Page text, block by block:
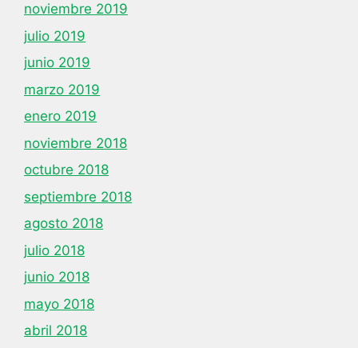
noviembre 2019
julio 2019
junio 2019
marzo 2019
enero 2019
noviembre 2018
octubre 2018
septiembre 2018
agosto 2018
julio 2018
junio 2018
mayo 2018
abril 2018